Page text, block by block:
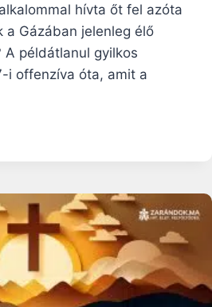
hívta őt fel azóta
a Gázában jelenleg élő
A példátlanul gyilkos
i offenzíva óta, amit a